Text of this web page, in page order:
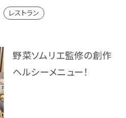
レストラン
野菜ソムリエ監修の創作
ヘルシーメニュー！